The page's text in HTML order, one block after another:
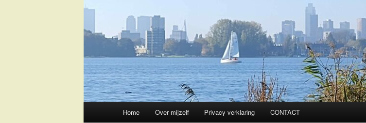
Skip
Home Over mijzelf Privacy verklaring CONTACT